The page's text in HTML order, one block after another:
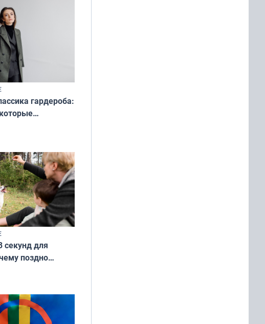
гардероба:
в любой сезон
секунд для
поздно
сразу и без